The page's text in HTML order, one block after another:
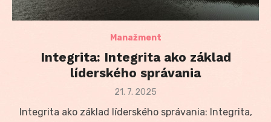
Manažment
Integrita: Integrita ako základ
líderského správania
Posted
21. 7. 2025
Integrita ako základ líderského správania: Integrita,